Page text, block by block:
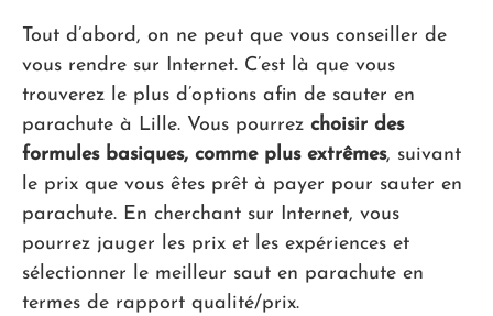
Tout d’abord, on ne peut que vous conseiller de
vous rendre sur Internet. C’est là que vous
trouverez le plus d’options afin de sauter en
parachute à Lille. Vous pourrez choisir des
formules basiques, comme plus extrêmes, suivant
le prix que vous êtes prêt à payer pour sauter en
parachute. En cherchant sur Internet, vous
pourrez jauger les prix et les expériences et
sélectionner le meilleur saut en parachute en
termes de rapport qualité/prix.